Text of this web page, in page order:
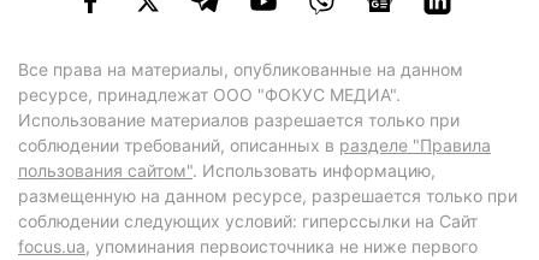
Все права на материалы, опубликованные на данном
ресурсе, принадлежат ООО "ФОКУС МЕДИА".
Использование материалов разрешается только при
соблюдении требований, описанных в разделе "Правила
пользования сайтом". Использовать информацию,
размещенную на данном ресурсе, разрешается только при
соблюдении следующих условий: гиперссылки на Сайт
focus.ua, упоминания первоисточника не ниже первого